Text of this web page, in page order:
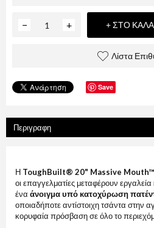
+
− + ΣΤΟ
Λίστα
Save
Περιγραφη
Η ToughBuilt® 20" Massive
οι επαγγελματίες μεταφέρουν
ένα άνοιγμα υπό κατοχύρωση
οποιαδήποτε αντίστοιχη τσάντα στην
κορυφαία πρόσβαση σε όλο το